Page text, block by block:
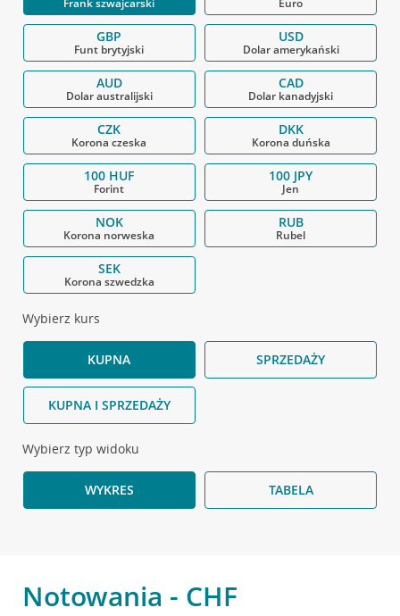
Frank szwajcarski Euro
GBP
Funt brytyjski
USD
Dolar amerykański
AUD
Dolar australijski
CAD
Dolar kanadyjski
CZK
Korona czeska
DKK
Korona duńska
100 HUF
Forint
100 JPY
Jen
NOK
Korona norweska
RUB
Rubel
SEK
Korona szwedzka
Wybierz kurs
KUPNA SPRZEDAŻY
KUPNA I SPRZEDAŻY
Wybierz typ widoku
WYKRES TABELA
Notowania - CHF